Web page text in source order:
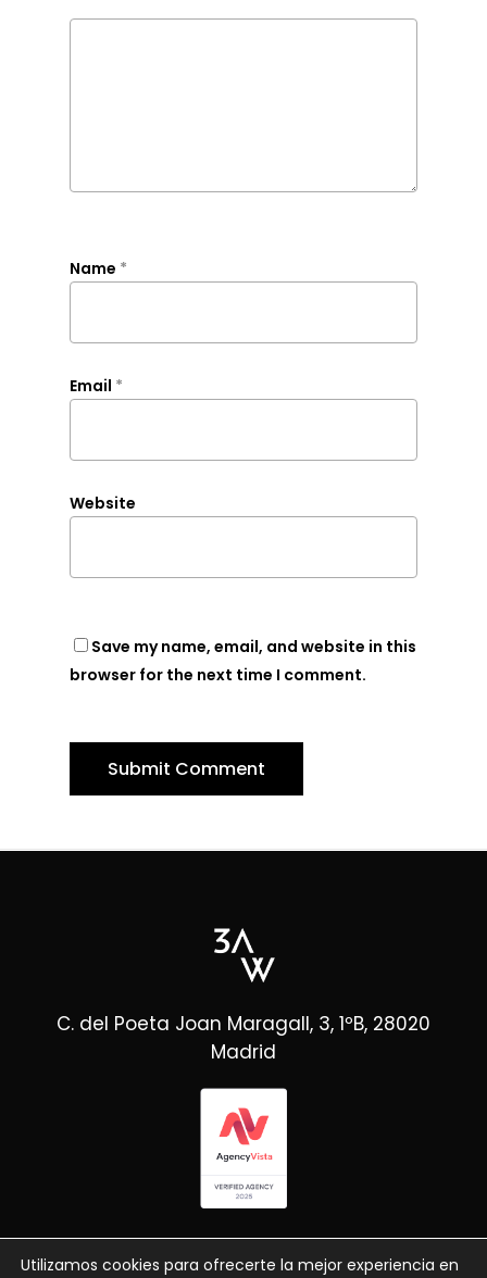
Name *
Email *
Website
Save my name, email, and website in this
browser for the next time I comment.
C. del Poeta Joan Maragall, 3, 1ºB, 28020
Madrid
Utilizamos cookies para ofrecerte la mejor experiencia en